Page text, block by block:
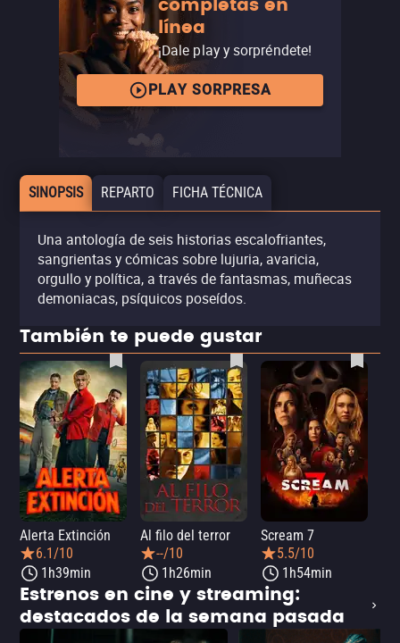
línea
¡Dale play y sorpréndete!
PLAY SORPRESA
SINOPSIS REPARTO FICHA TÉCNICA
Una antología de seis historias escalofriantes,
sangrientas y cómicas sobre lujuria, avaricia,
orgullo y política, a través de fantasmas, muñecas
demoniacas, psíquicos poseídos.
También te puede gustar
Alerta Extinción
6.1/10
1h39min
Al filo del terror
--/10
1h26min
Scream 7
5.5/10
1h54min
Estrenos en cine y streaming:
destacados de la semana pasada